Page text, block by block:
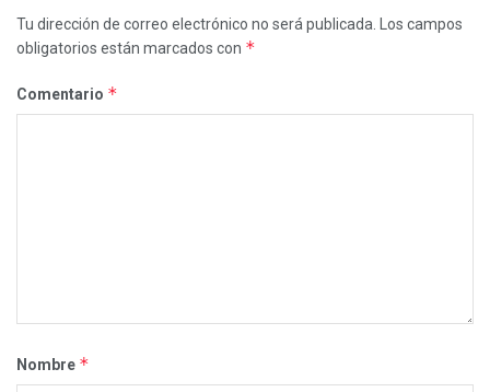
Tu dirección de correo electrónico no será publicada.
Los campos
obligatorios están marcados con *
Comentario *
Nombre *